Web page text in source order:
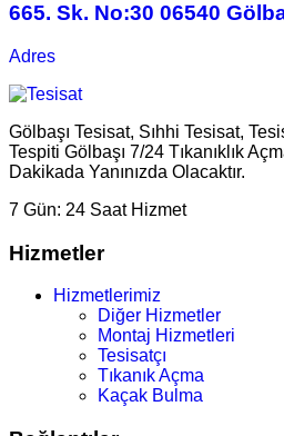
665. Sk. No:30 06540
Adres
Gölbaşı Tesisat, Sıhhi Tesisat,
Tespiti Gölbaşı 7/24 Tıkanıklık
Dakikada Yanınızda Olacaktır.
7 Gün: 24 Saat Hizmet
Hizmetler
Hizmetlerimiz
Diğer Hizmetler
Montaj Hizmetleri
Tesisatçı
Tıkanık Açma
Kaçak Bulma